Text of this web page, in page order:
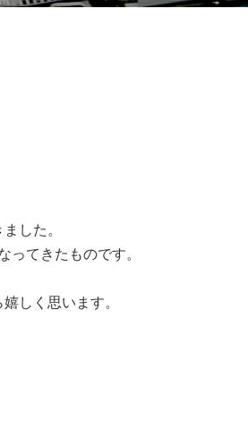
した。
てきたものです。
しく思います。